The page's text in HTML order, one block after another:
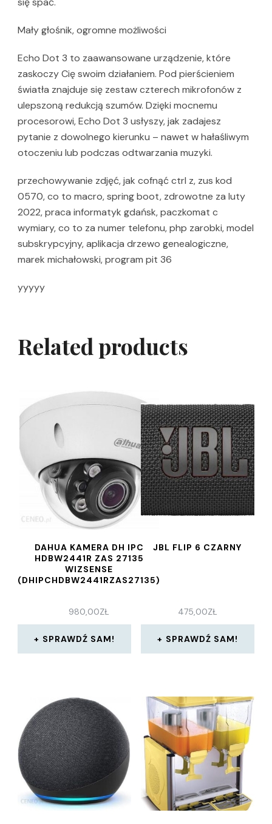
Mały głośnik, ogromne możliwości
Echo Dot 3 to zaawansowane urządzenie, które
zaskoczy Cię swoim działaniem. Pod pierścieniem
światła znajduje się zestaw czterech mikrofonów z
ulepszoną redukcją szumów. Dzięki mocnemu
procesorowi, Echo Dot 3 usłyszy, jak zadajesz
pytanie z dowolnego kierunku – nawet w hałaśliwym
otoczeniu lub podczas odtwarzania muzyki.
przechowywanie zdjęć, jak cofnąć ctrl z, zus kod
0570, co to macro, spring boot, zdrowotne za luty
2022, praca informatyk gdańsk, paczkomat c
wymiary, co to za numer telefonu, php zarobki, model
subskrypcyjny, aplikacja drzewo genealogiczne,
marek michałowski, program pit 36
yyyyy
Related products
DAHUA KAMERA DH IPC
HDBW2441R ZAS 27135
WIZSENSE
(DHIPCHDBW2441RZAS27135)
980,00ZŁ
SPRAWDŹ SAM!
JBL FLIP 6 CZARNY
475,00ZŁ
SPRAWDŹ SAM!